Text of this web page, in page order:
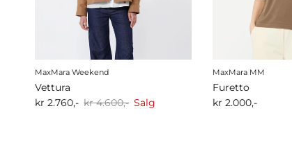
MaxMara Weekend
Vettura
kr 2.760,- kr 4.600,- Salg
MaxMara MM
Furetto
kr 2.000,-